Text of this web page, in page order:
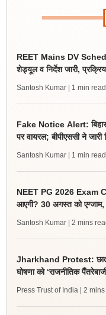
REET Mains DV
शेड्यूल व निर्देश जारी,
Santosh Kumar | 1 min read
Fake Notice Alert: बिहार में
पर वायरल; बीपीएससी ने जारी
Santosh Kumar | 1 min read
NEET PG 2026 Exam
आएगी? 30 अगस्त को
Santosh Kumar | 2 mins
Jharkhand Protest:
घोषणा को ‘राजनीतिक
Press Trust of India | 2